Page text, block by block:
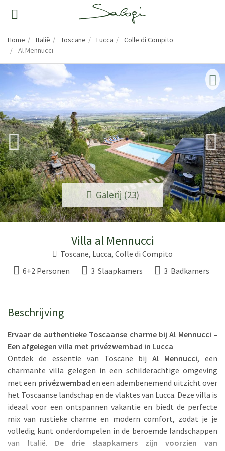
Home Italië Toscane Lucca
Colle di Compito
Al Mennucci
Galerij (23)
Villa al Mennucci
Toscane, Lucca, Colle di Compito
6+2 Personen
3 Slaapkamers 3 Badkamers
Beschrijving
Ervaar de authentieke Toscaanse charme bij Al Mennucci –
Een afgelegen villa met privézwembad in Lucca
Ontdek de essentie van Toscane bijAl Mennucci, een
charmante villa gelegen in een schilderachtige omgeving
met een privézwembad en een adembenemend uitzicht over
het Toscaanse landschap en de vlaktes van Lucca. Deze villa is
ideaal voor een ontspannen vakantie en biedt de perfecte
mix van rustieke charme en modern comfort, zodat je je
volledig kunt onderdompelen in de beroemde landschappen
van Italië. De drie slaapkamers zijn voorzien van